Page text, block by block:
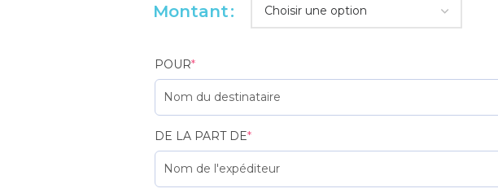
Montant
POUR*
DE LA PART DE*